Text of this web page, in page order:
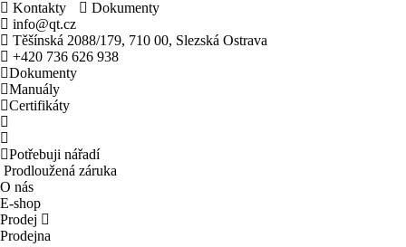
Kontakty
Dokumenty
info@qt.cz
Těšínská 2088/179, 710 00, Slezská Ostrava
+420 736 626 938
Dokumenty
Manuály
Certifikáty
Potřebuji nářadí
Prodloužená záruka
O nás
E-shop
Prodej
Prodejna